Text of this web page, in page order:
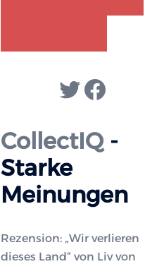
Twitter
CollectIQ-
Starke
Meinungen
Rezension: „Wir verlieren
dieses Land“ von Liv von